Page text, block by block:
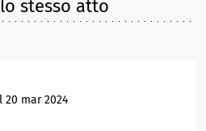
stesso atto
20 mar 2024